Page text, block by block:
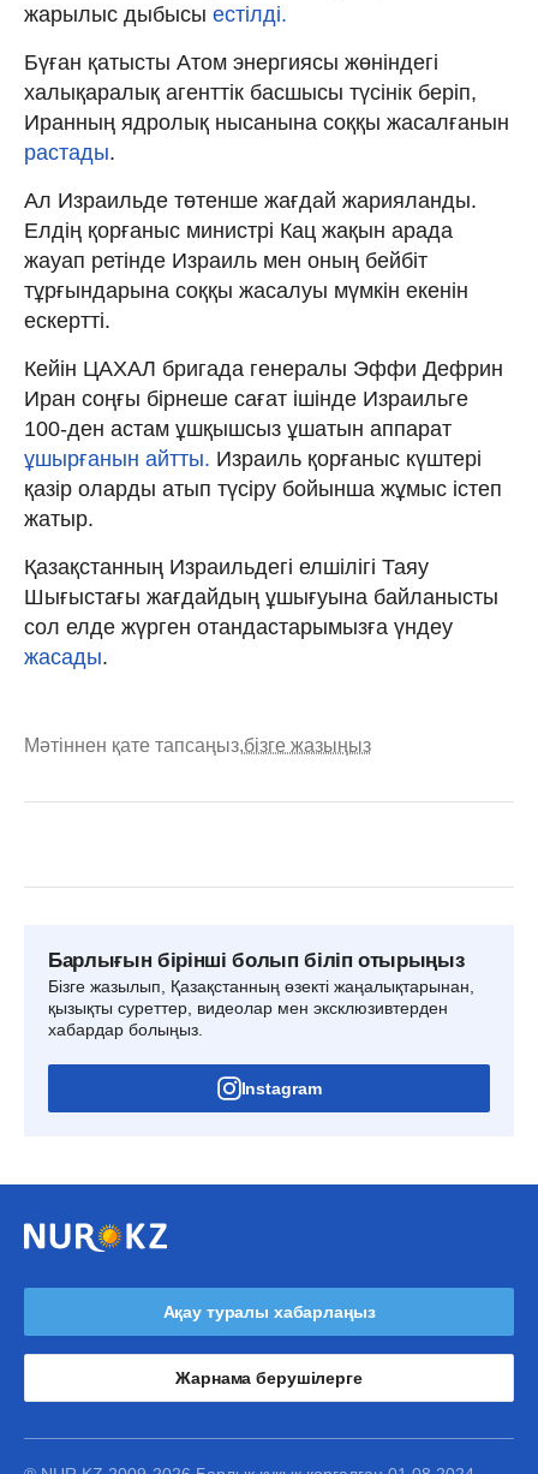
жарылыс дыбысы естілді.
Бүған қатысты Атом энергиясы жөніндегі
халықаралық агенттік басшысы түсінік беріп,
Иранның ядролық нысанына соққы жасалғанын
растады.
Ал Израильде төтенше жағдай жарияланды.
Елдің қорғаныс министрі Кац жақын арада
жауап ретінде Израиль мен оның бейбіт
тұрғындарына соққы жасалуы мүмкін екенін
ескертті.
Кейін ЦАХАЛ бригада генералы Эффи Дефрин
Иран соңғы бірнеше сағат ішінде Израильге
100-ден астам ұшқышсыз ұшатын аппарат
ұшырғанын айтты. Израиль қорғаныс күштері
қазір оларды атып түсіру бойынша жұмыс істеп
жатыр.
Қазақстанның Израильдегі елшілігі Таяу
Шығыстағы жағдайдың ұшығуына байланысты
сол елде жүрген отандастарымызға үндеу
жасады.
Мәтіннен қате тапсаңыз,бізге жазыңыз
Барлығын бірінші болып біліп отырыңыз
Бізге жазылып, Қазақстанның өзекті жаңалықтарынан,
қызықты суреттер, видеолар мен эксклюзивтерден
хабардар болыңыз.
Instagram
Ақау туралы хабарлаңыз
Жарнама берушілерге